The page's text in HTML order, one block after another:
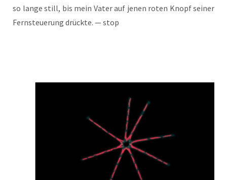
so lan­ge still, bis mein Vater auf jenen roten Knopf sei­ner
Fern­steue­rung drück­te. — stop